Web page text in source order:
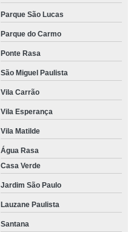
Parque São Lucas
Parque do Carmo
Ponte Rasa
São Miguel Paulista
Vila Carrão
Vila Esperança
Vila Matilde
Água Rasa
Casa Verde
Jardim São Paulo
Lauzane Paulista
Santana